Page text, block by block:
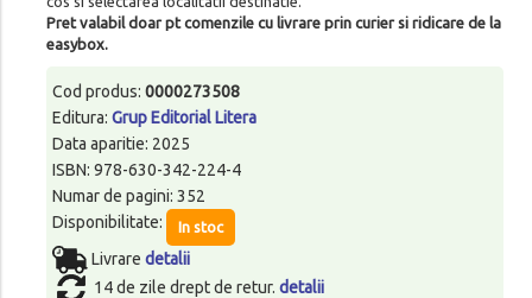
Pret valabil doar pt comenzile cu livrare prin curier si ridicare de la
easybox.
Cod produs: 0000273508
Editura: Grup Editorial Litera
Data aparitie: 2025
ISBN: 978-630-342-224-4
Numar de pagini: 352
Disponibilitate:
In stoc
Livrare detalii
14 de zile drept de retur. detalii